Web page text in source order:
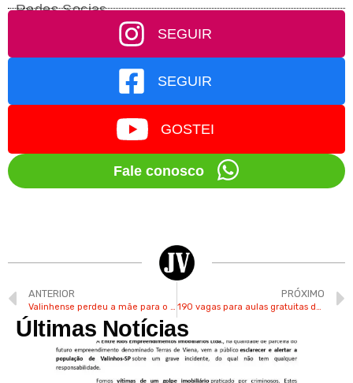
Redes Socias
SEGUIR
SEGUIR
GOSTEI
Fale conosco
ANTERIOR PRÓXIMO
Últimas Notícias